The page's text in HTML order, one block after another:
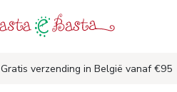
Gratis verzending in België vanaf €95